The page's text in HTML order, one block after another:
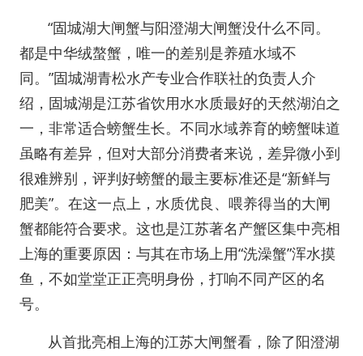
“固城湖大闸蟹与阳澄湖大闸蟹没什么不同。
都是中华绒螯蟹，唯一的差别是养殖水域不
同。”固城湖青松水产专业合作联社的负责人介
绍，固城湖是江苏省饮用水水质最好的天然湖泊之
一，非常适合螃蟹生长。不同水域养育的螃蟹味道
虽略有差异，但对大部分消费者来说，差异微小到
很难辨别，评判好螃蟹的最主要标准还是“新鲜与
肥美”。在这一点上，水质优良、喂养得当的大闸
蟹都能符合要求。这也是江苏著名产蟹区集中亮相
上海的重要原因：与其在市场上用“洗澡蟹”浑水摸
鱼，不如堂堂正正亮明身份，打响不同产区的名
号。
从首批亮相上海的江苏大闸蟹看，除了阳澄湖